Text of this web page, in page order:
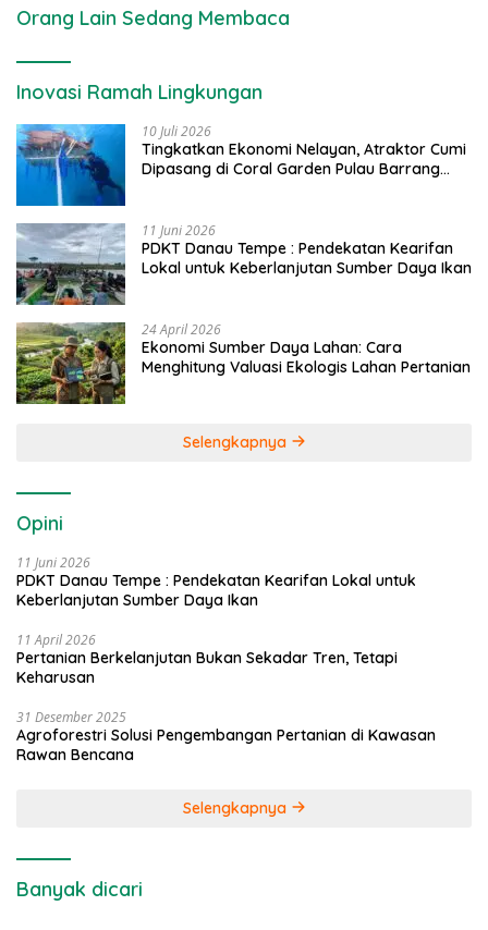
Orang Lain Sedang Membaca
Inovasi Ramah Lingkungan
10 Juli 2026
Tingkatkan Ekonomi Nelayan, Atraktor Cumi
Dipasang di Coral Garden Pulau Barrang
11 Juni 2026
PDKT Danau Tempe : Pendekatan Kearifan
Lokal untuk Keberlanjutan Sumber Daya Ikan
24 April 2026
Ekonomi Sumber Daya Lahan: Cara
Menghitung Valuasi Ekologis Lahan Pertanian
Selengkapnya
Opini
11 Juni 2026
PDKT Danau Tempe : Pendekatan Kearifan Lokal untuk
Keberlanjutan Sumber Daya Ikan
11 April 2026
Pertanian Berkelanjutan Bukan Sekadar Tren, Tetapi
Keharusan
31 Desember 2025
Agroforestri Solusi Pengembangan Pertanian di Kawasan
Rawan Bencana
Selengkapnya
Banyak dicari